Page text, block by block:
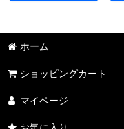
ホーム
ショッピングカート
マイページ